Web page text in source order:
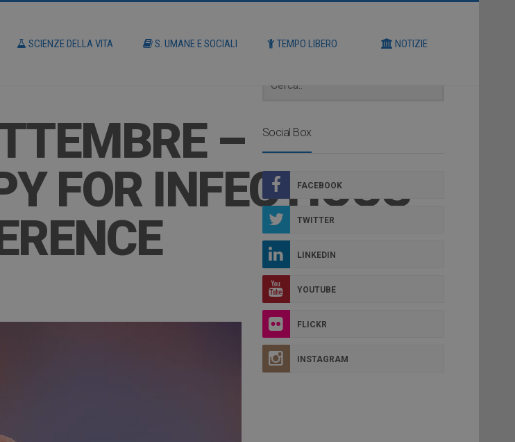
SCIENZE DELLA VITA S. UMANE E SOCIALI TEMPO LIBERO NOTIZIE
–
FOR INFECTIOUS
Social Box
FACEBOOK
TWITTER
LINKEDIN
YOUTUBE
FLICKR
INSTAGRAM